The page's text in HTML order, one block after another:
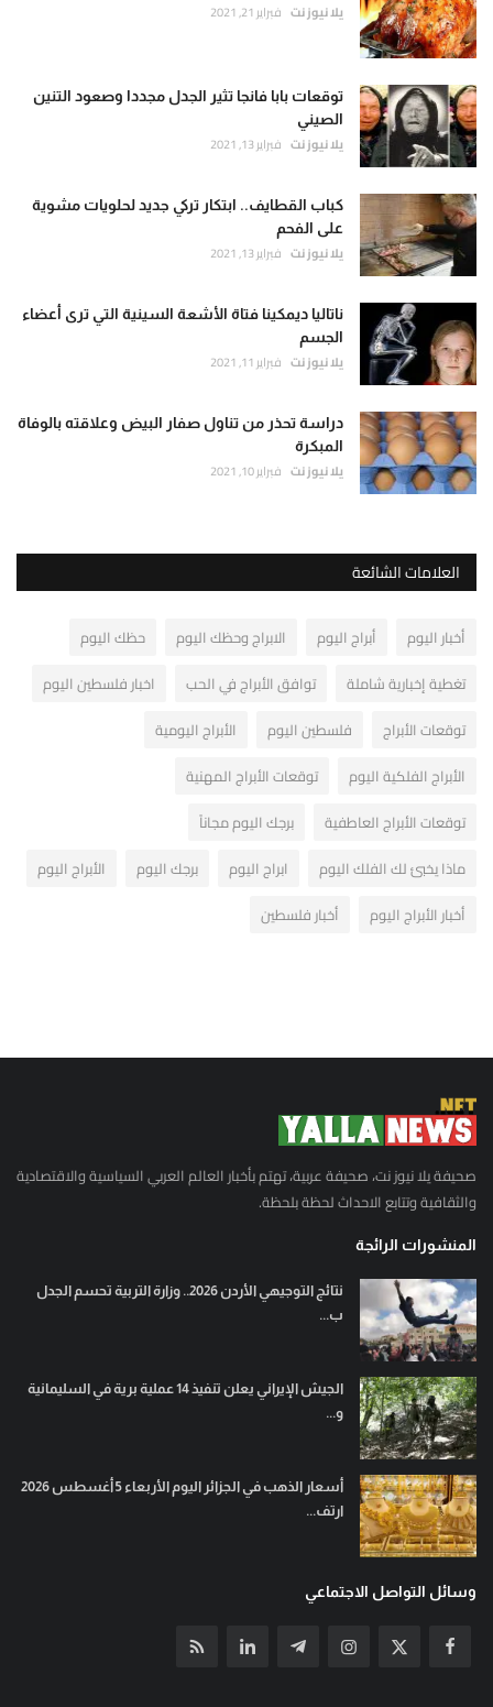
يلا نيوز نت فبراير 21, 2021
توقعات بابا فانجا تثير الجدل مجددا وصعود التنين
الصيني
يلا نيوز نت فبراير 13, 2021
كباب القطايف.. ابتكار تركي جديد لحلويات مشوية
على الفحم
يلا نيوز نت فبراير 13, 2021
ناتاليا ديمكينا فتاة الأشعة السينية التي ترى أعضاء
الجسم
يلا نيوز نت فبراير 11, 2021
دراسة تحذر من تناول صفار البيض وعلاقته بالوفاة
المبكرة
يلا نيوز نت فبراير 10, 2021
العلامات الشائعة
أخبار اليوم أبراج اليوم الابراج وحظك اليوم
حظك اليوم
تغطية إخبارية شاملة
توافق الأبراج في الحب
اخبار فلسطين اليوم
توقعات الأبراج
فلسطين اليوم
الأبراج اليومية
الأبراج الفلكية اليوم
توقعات الأبراج المهنية
توقعات الأبراج العاطفية
برجك اليوم مجاناً
ماذا يخبئ لك الفلك اليوم
ابراج اليوم برجك اليوم
الأبراج اليوم
أخبار الأبراج اليوم
أخبار فلسطين
صحيفة يلا نيوز نت، صحيفة عربية، تهتم بأخبار العالم العربي السياسية والاقتصادية
والثقافية وتتابع الاحداث لحظة بلحظة.
المنشورات الرائجة
نتائج التوجيهي الأردن 2026.. وزارة التربية تحسم الجدل
ب...
الجيش الإيراني يعلن تنفيذ 14 عملية برية في السليمانية
و...
أسعار الذهب في الجزائر اليوم الأربعاء 5 أغسطس 2026
ارتف...
وسائل التواصل الاجتماعي